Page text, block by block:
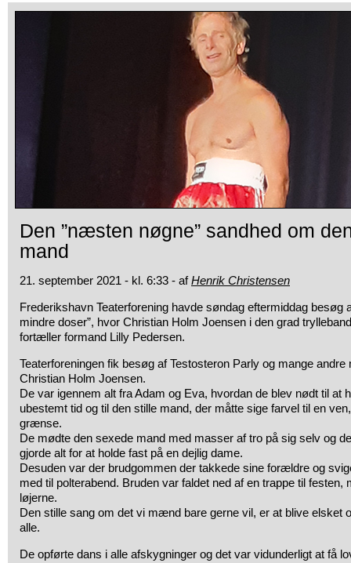
Den ”næsten nøgne” sandhed om
mand
21. september 2021 - kl. 6:33 - afHenrik Christensen
Frederikshavn Teaterforening havde søndag eftermiddag besøg
mindre doser”, hvor Christian Holm Joensen i den grad
fortæller formand Lilly Pedersen.
Teaterforeningen fik besøg af Testosteron Parly og mange
Christian Holm Joensen.
De var igennem alt fra Adam og Eva, hvordan de blev nødt til at
ubestemt tid og til den stille mand, der måtte sige farvel til en
grænse.
De mødte den sexede mand med masser af tro på sig selv og
gjorde alt for at holde fast på en dejlig dame.
Desuden var der brudgommen der takkede sine forældre og
med til polterabend. Bruden var faldet ned af en trappe til festen,
løjerne.
Den stille sang om det vi mænd bare gerne vil, er at blive elsket
alle.
De opførte dans i alle afskygninger og det var vidunderligt at få